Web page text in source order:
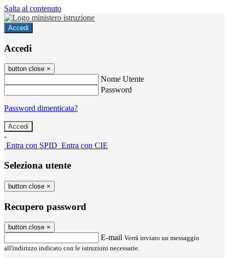
Salta al contenuto
Accedi
Accedi
button close ×
Nome Utente
Password
Password dimenticata?
-
Entra con SPID Entra con CIE
Seleziona utente
button close ×
Recupero password
button close ×
E-mail Verrà inviato un messaggio
all'indirizzo indicato con le istruzioni necessarie.